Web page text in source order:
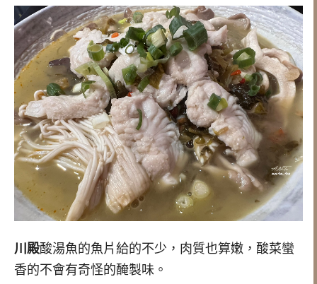
川殿酸湯魚的魚片給的不少，肉質也算嫩，酸菜蠻
香的不會有奇怪的醃製味。